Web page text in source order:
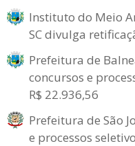
Instituto do Meio
SC divulga
Prefeitura de
concursos e
R$ 22.936,56
Prefeitura de São
e processos